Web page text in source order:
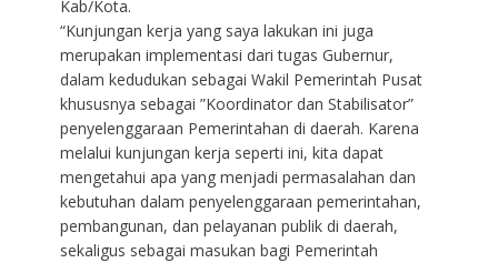
Kab/Kota.
“Kunjungan kerja yang saya lakukan ini juga
merupakan implementasi dari tugas Gubernur,
dalam kedudukan sebagai Wakil Pemerintah Pusat
khususnya sebagai ”Koordinator dan Stabilisator”
penyelenggaraan Pemerintahan di daerah. Karena
melalui kunjungan kerja seperti ini, kita dapat
mengetahui apa yang menjadi permasalahan dan
kebutuhan dalam penyelenggaraan pemerintahan,
pembangunan, dan pelayanan publik di daerah,
sekaligus sebagai masukan bagi Pemerintah